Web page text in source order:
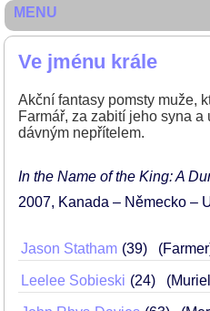
Ve jménu krále
Akční fantasy pomsty muže,
Farmář, za zabití jeho syna
dávným nepřítelem.
In the Name of the King: A
2007 Kanada – Německo –
Jason Statham 39
Leelee Sobieski 24
MENU